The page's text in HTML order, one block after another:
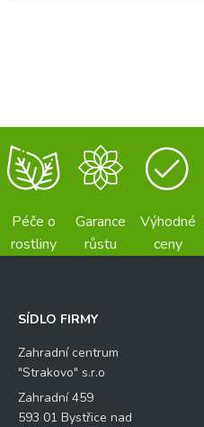
Péče o
rostliny
Garance
růstu
Výhodné
ceny
SÍDLO FIRMY
Zahradní centrum
"Strakovo" s.r.o
Zahradní 459
593 01 Bystřice nad